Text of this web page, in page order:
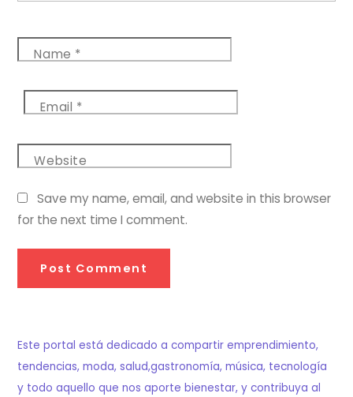
Name *
Email *
Website
Save my name, email, and website in this browser
for the next time I comment.
Este portal está dedicado a compartir emprendimiento,
tendencias, moda, salud,gastronomía, música, tecnología
y todo aquello que nos aporte bienestar, y contribuya al